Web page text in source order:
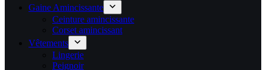
Gaine Amincissante
Ceinture amincissante
Corset amincissant
Vêtements
Lingerie
Peignoir